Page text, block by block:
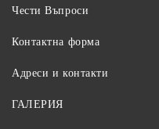
Чести Въпроси
Контактна форма
Адреси и контакти
ГАЛЕРИЯ